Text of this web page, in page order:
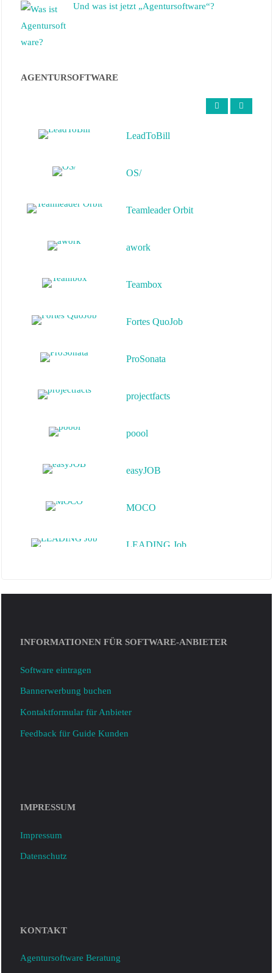
Und was ist jetzt „Agentursoftware“?
AGENTURSOFTWARE
OS/
Teamleader Orbit
awork
Teambox
Fortes QuoJob
ProSonata
projectfacts
poool
easyJOB
MOCO
LEADING Job
KBMpro
agentursoftware-biz
INFORMATIONEN FÜR SOFTWARE-ANBIETER
Software eintragen
Bannerwerbung buchen
Kontaktformular für Anbieter
Feedback für Guide Kunden
IMPRESSUM
Impressum
Datenschutz
KONTAKT
Agentursoftware Beratung